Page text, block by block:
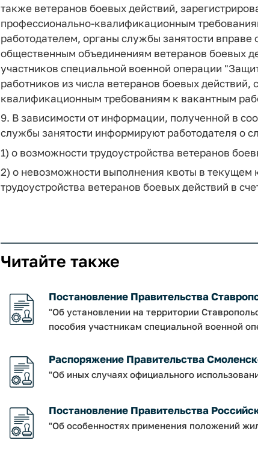
также ветеранов боевых действий,
профессионально-квалификационным
работодателем, органы службы занятости
общественным объединениям ветеранов боевых
участников специальной военной операции
работников из числа ветеранов боевых
квалификационным требованиям к вакантным
9. В зависимости от информации, полученной в
службы занятости информируют работодателя о
1) о возможности трудоустройства ветеранов
2) о невозможности выполнения квоты в текущем
трудоустройства ветеранов боевых действий в
Читайте также
Постановление Правительства
"Об установлении на территории
пособия участникам специальной военной
Распоряжение Правительства
"Об иных случаях официального
Постановление Правительства
"Об особенностях применения положений